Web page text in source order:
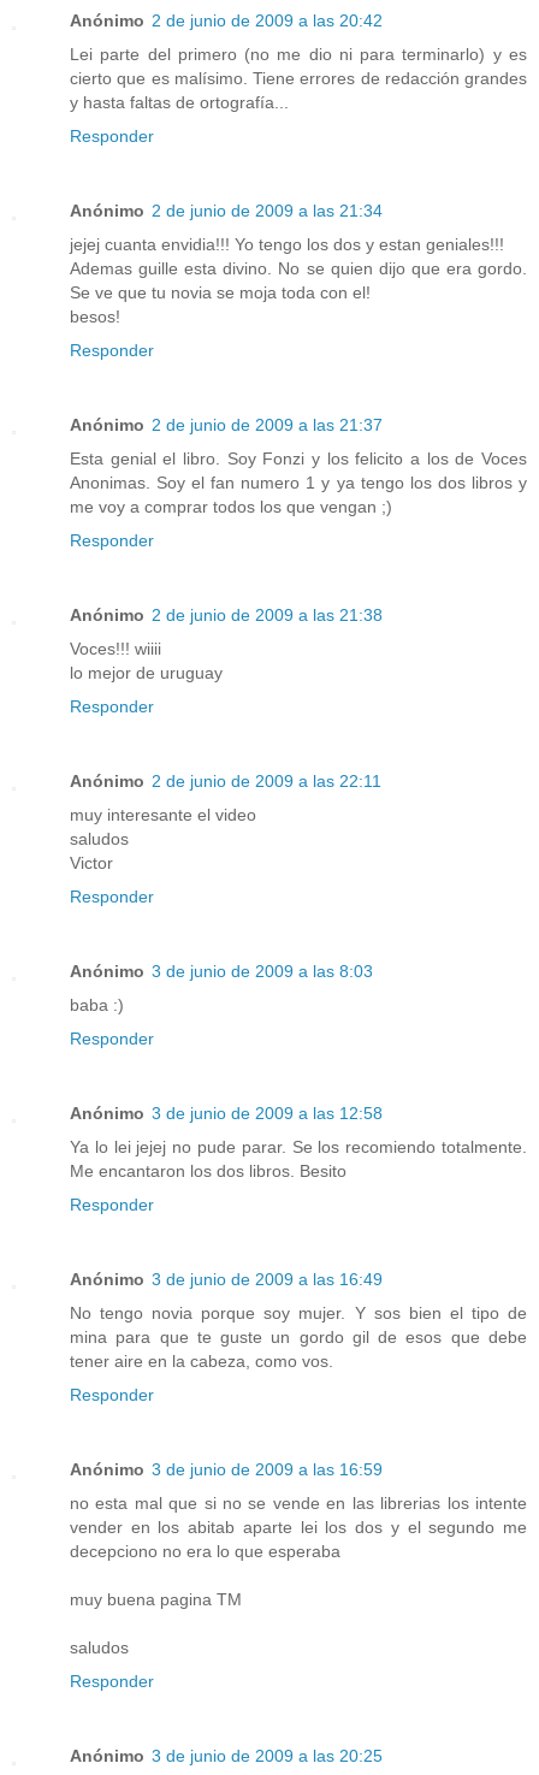
Anónimo 2 de junio de 2009 a las 20:42
Lei parte del primero (no me dio ni para terminarlo) y es
cierto que es malísimo. Tiene errores de redacción grandes
y hasta faltas de ortografía...
Responder
Anónimo 2 de junio de 2009 a las 21:34
jejej cuanta envidia!!! Yo tengo los dos y estan geniales!!!
Ademas guille esta divino. No se quien dijo que era gordo.
Se ve que tu novia se moja toda con el!
besos!
Responder
Anónimo 2 de junio de 2009 a las 21:37
Esta genial el libro. Soy Fonzi y los felicito a los de Voces
Anonimas. Soy el fan numero 1 y ya tengo los dos libros y
me voy a comprar todos los que vengan ;)
Responder
Anónimo 2 de junio de 2009 a las 21:38
Voces!!! wiiii
lo mejor de uruguay
Responder
Anónimo 2 de junio de 2009 a las 22:11
muy interesante el video
saludos
Victor
Responder
Anónimo 3 de junio de 2009 a las 8:03
baba :)
Responder
Anónimo 3 de junio de 2009 a las 12:58
Ya lo lei jejej no pude parar. Se los recomiendo totalmente.
Me encantaron los dos libros. Besito
Responder
Anónimo 3 de junio de 2009 a las 16:49
No tengo novia porque soy mujer. Y sos bien el tipo de
mina para que te guste un gordo gil de esos que debe
tener aire en la cabeza, como vos.
Responder
Anónimo 3 de junio de 2009 a las 16:59
no esta mal que si no se vende en las librerias los intente
vender en los abitab aparte lei los dos y el segundo me
decepciono no era lo que esperaba
muy buena pagina TM
saludos
Responder
Anónimo 3 de junio de 2009 a las 20:25